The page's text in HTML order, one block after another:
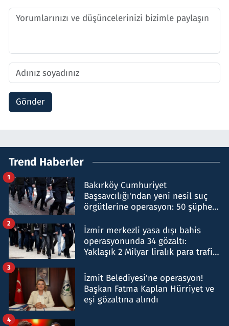
Gönder
Trend Haberler
Bakırköy Cumhuriyet
Başsavcılığı'ndan yeni nesil suç
örgütlerine operasyon: 50 şüpheli
1
İzmir merkezli yasa dışı bahis
operasyonunda 34 gözaltı:
Yaklaşık 2 Milyar liralık para trafiği
2
İzmit Belediyesi'ne operasyon!
Başkan Fatma Kaplan Hürriyet ve
eşi gözaltına alındı
3
4